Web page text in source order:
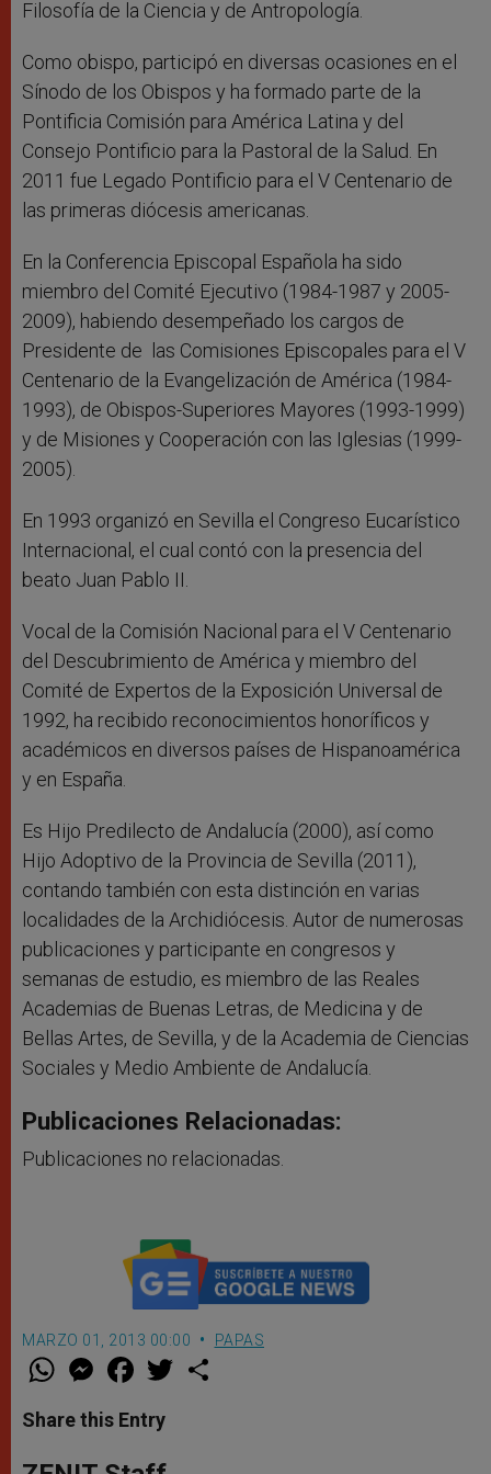
Filosofía de la Ciencia y de Antropología.
Como obispo, participó en diversas ocasiones en el
Sínodo de los Obispos y ha formado parte de la
Pontificia Comisión para América Latina y del
Consejo Pontificio para la Pastoral de la Salud. En
2011 fue Legado Pontificio para el V Centenario de
las primeras diócesis americanas.
En la Conferencia Episcopal Española ha sido
miembro del Comité Ejecutivo (1984-1987 y 2005-
2009), habiendo desempeñado los cargos de
Presidente de las Comisiones Episcopales para el V
Centenario de la Evangelización de América (1984-
1993), de Obispos-Superiores Mayores (1993-1999)
y de Misiones y Cooperación con las Iglesias (1999-
2005).
En 1993 organizó en Sevilla el Congreso Eucarístico
Internacional, el cual contó con la presencia del
beato Juan Pablo II.
Vocal de la Comisión Nacional para el V Centenario
del Descubrimiento de América y miembro del
Comité de Expertos de la Exposición Universal de
1992, ha recibido reconocimientos honoríficos y
académicos en diversos países de Hispanoamérica
y en España.
Es Hijo Predilecto de Andalucía (2000), así como
Hijo Adoptivo de la Provincia de Sevilla (2011),
contando también con esta distinción en varias
localidades de la Archidiócesis. Autor de numerosas
publicaciones y participante en congresos y
semanas de estudio, es miembro de las Reales
Academias de Buenas Letras, de Medicina y de
Bellas Artes, de Sevilla, y de la Academia de Ciencias
Sociales y Medio Ambiente de Andalucía.
Publicaciones Relacionadas:
Publicaciones no relacionadas.
MARZO 01, 2013 00:00 PAPAS
W
t
s
p
M
e
s
e
g
F
a
e
b
o
w
Share this Entry